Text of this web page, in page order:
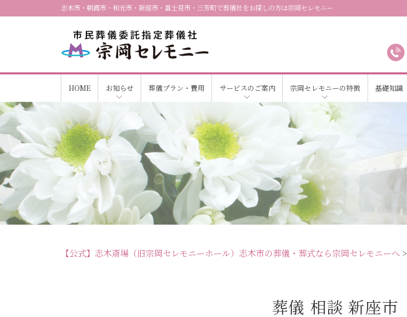
志木市・朝霞市・和光市・新座市・富士見市・三芳町で葬儀社をお探しの方は宗岡セレモニー
HOME お知らせ 葬儀プラン・費用 サービスのご案内 宗岡セレモニーの特徴 基礎知識
【公式】志木斎場（旧宗岡セレモニーホール）志木市の葬儀・葬式なら宗岡セレモニーへ >
葬儀 相談 新座市